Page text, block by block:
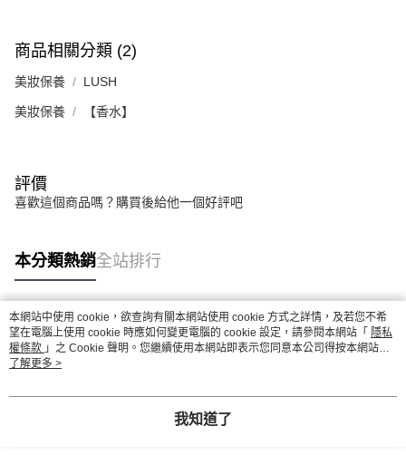
恩沛科技股份有限公司將有權停止該用戶之使用額度並採取法律行動。
商品相關分類 (2)
美妝保養 LUSH
美妝保養 【香水】
評價
喜歡這個商品嗎？購買後給他一個好評吧
本分類熱銷全站排行
熱門標籤
本網站中使用 cookie，欲查詢有關本網站使用 cookie 方式之詳情，及若您不希
望在電腦上使用 cookie 時應如何變更電腦的 cookie 設定，請參閱本網站「 隱私
權條款 」之 Cookie 聲明。您繼續使用本網站即表示您同意本公司得按本網站使
用條款之 Cookie 聲明使用 cookie。
了解更多 >
我知道了